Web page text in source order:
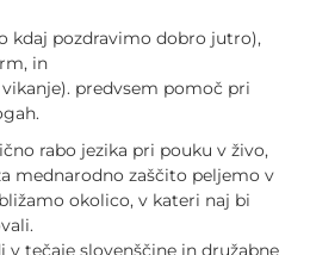
kdaj pozdravimo dobro jutro),
in
predvsem pomoč pri
rabo jezika pri pouku v živo,
mednarodno zaščito peljemo v
okolico, v kateri naj bi
tečaje slovenščine in družabne